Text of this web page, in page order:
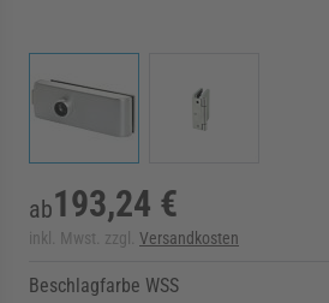
ab193,24 €
inkl. Mwst. zzgl. Versandkosten
Beschlagfarbe WSS